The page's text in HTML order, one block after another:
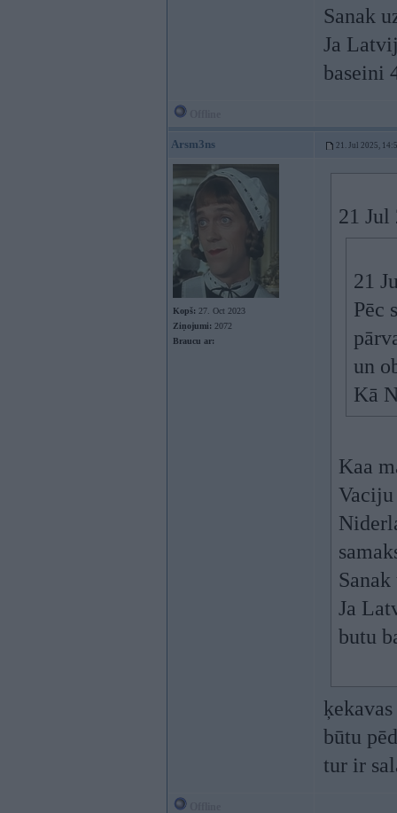
Sanak
Ja
baseini
Arsm3ns 21. Jul 2025,
Kopš: 27. Oct 2023
Ziņojumi: 2072
Braucu ar:
21
21
Pēc
un
Kā
Kaa
Ja
butu
būtu
tur ir